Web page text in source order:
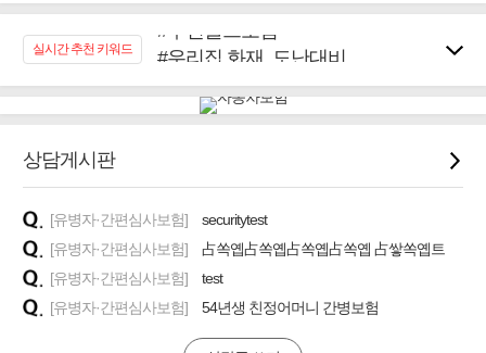
실시간 추천 키워드
#우리집 화재, 도난대비
#임플란트, 치아치료보장
#무해지 건강보험
#바뀌기전에 4세대 가입
상담게시판
[유병자·간편심사보험]
securitytest
[유병자·간편심사보험]
占쏙옙占쏙옙占쏙옙占쏙옙 占쌓쏙옙트
[유병자·간편심사보험]
test
[유병자·간편심사보험]
54년생 친정어머니 간병보험